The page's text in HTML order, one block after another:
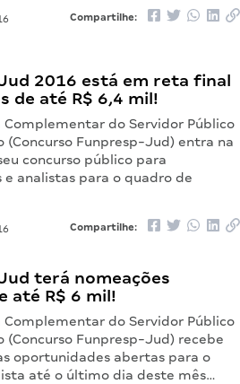
Compartilhe:
2016 está em reta final
de até R$ 6,4 mil!
Complementar do Servidor Público
(Concurso Funpresp-Jud) entra na
concurso público para
analistas para o quadro de
Compartilhe:
terá nomeações
até R$ 6 mil!
Complementar do Servidor Público
(Concurso Funpresp-Jud) recebe
oportunidades abertas para o
até o último dia deste mês…